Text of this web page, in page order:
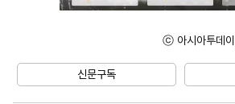
ⓒ 아시아투데이
신문구독